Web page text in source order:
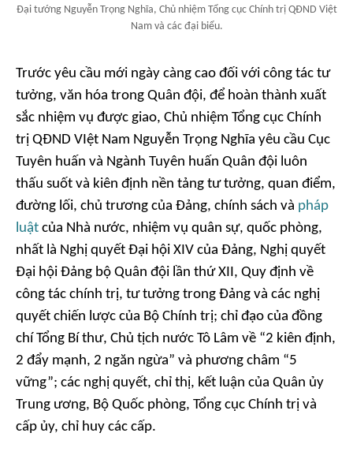
Đại tướng Nguyễn Trọng Nghĩa, Chủ nhiệm Tổng cục Chính trị QĐND Việt
Nam và các đại biểu.
Trước yêu cầu mới ngày càng cao đối với công tác tư
tưởng, văn hóa trong Quân đội, để hoàn thành xuất
sắc nhiệm vụ được giao, Chủ nhiệm Tổng cục Chính
trị QĐND VIệt Nam Nguyễn Trọng Nghĩa yêu cầu Cục
Tuyên huấn và Ngành Tuyên huấn Quân đội luôn
thấu suốt và kiên định nền tảng tư tưởng, quan điểm,
đường lối, chủ trương của Đảng, chính sách và pháp
luật của Nhà nước, nhiệm vụ quân sự, quốc phòng,
nhất là Nghị quyết Đại hội XIV của Đảng, Nghị quyết
Đại hội Đảng bộ Quân đội lần thứ XII, Quy định về
công tác chính trị, tư tưởng trong Đảng và các nghị
quyết chiến lược của Bộ Chính trị; chỉ đạo của đồng
chí Tổng Bí thư, Chủ tịch nước Tô Lâm về “2 kiên định,
2 đẩy mạnh, 2 ngăn ngừa” và phương châm “5
vững”; các nghị quyết, chỉ thị, kết luận của Quân ủy
Trung ương, Bộ Quốc phòng, Tổng cục Chính trị và
cấp ủy, chỉ huy các cấp.